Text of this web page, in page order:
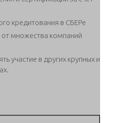
кредитования в СБЕРе
множества компаний
участие в других крупных и